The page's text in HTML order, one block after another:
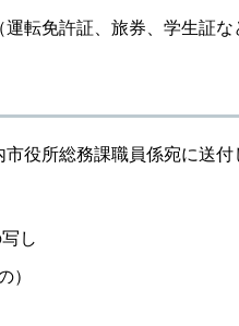
転免許証、旅券、学生証な
役所総務課職員係宛に送付
し
）